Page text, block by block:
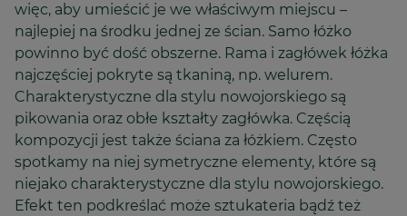
więc, aby umieścić je we właściwym miejscu –
najlepiej na środku jednej ze ścian. Samo łóżko
powinno być dość obszerne. Rama i zagłówek łóżka
najczęściej pokryte są tkaniną, np. welurem.
Charakterystyczne dla stylu nowojorskiego są
pikowania oraz obłe kształty zagłówka. Częścią
kompozycji jest także ściana za łóżkiem. Często
spotkamy na niej symetryczne elementy, które są
niejako charakterystyczne dla stylu nowojorskiego.
Efekt ten podkreślać może sztukateria bądź też